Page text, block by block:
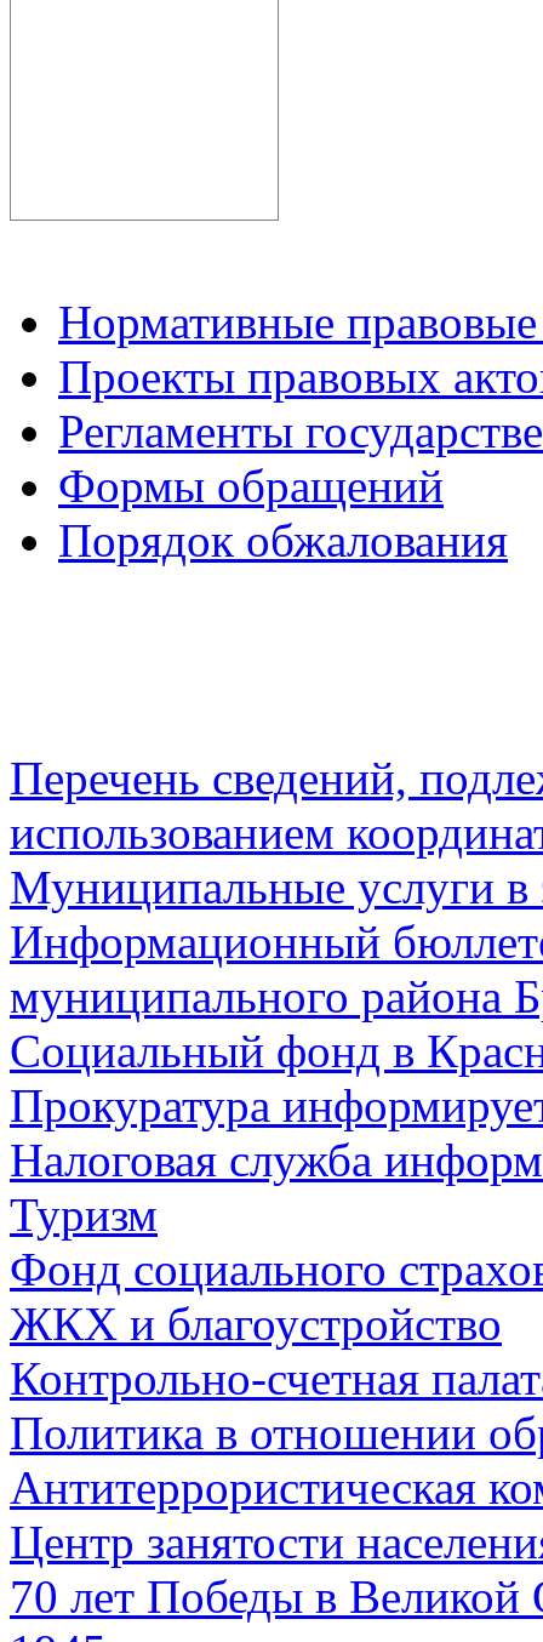
Нормативные
Проекты правовых
Регламенты
Формы обращений
Порядок обжалования
Перечень сведений,
использованием
Муниципальные услуги в
Информационный
муниципального района
Социальный фонд в
Прокуратура
Налоговая служба
Туризм
Фонд социального
ЖКХ и благоустройство
Контрольно-счетная
Политика в отношении
Антитеррористическая
Центр занятости
70 лет Победы в Великой